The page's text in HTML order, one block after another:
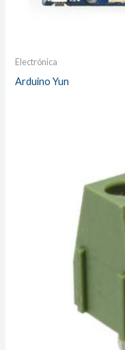
Electrónica
Arduino Yun